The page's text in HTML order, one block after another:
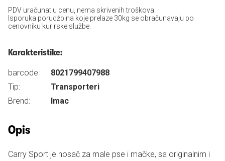
PDV uračunat u cenu, nema skrivenih troškova.
Isporuka porudžbina koje prelaze 30kg se obračunavaju po
cenovniku kurirske službe.
Karakteristike:
barcode:
8021799407988
Tip:
Transporteri
Brend:
Imac
Opis
Carry Sport je nosač za male pse i mačke, sa originalnim i